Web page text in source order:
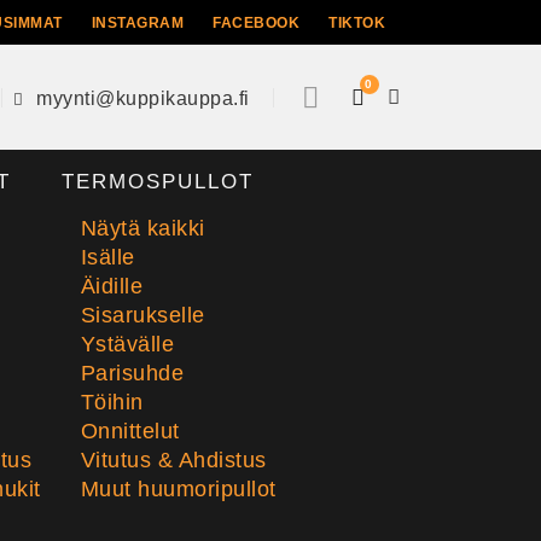
INSTAGRAM FACEBOOK TIKTOK
myynti@kuppikauppa.fi
0
TERMOSPULLOT
Näytä kaikki
Isälle
Äidille
Sisarukselle
Ystävälle
Parisuhde
Töihin
Onnittelut
Vitutus & Ahdistus
Muut huumoripullot